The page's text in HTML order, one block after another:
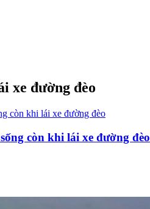
xe đường đèo
còn khi lái xe đường đèo